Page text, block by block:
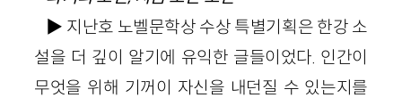
▶ 지난호 노벨문학상 수상 특별기획은 한강 소
설을 더 깊이 알기에 유익한 글들이었다. 인간이
무엇을 위해 기꺼이 자신을 내던질 수 있는지를